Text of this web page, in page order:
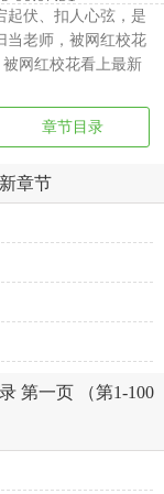
起伏、扣人心弦，是
当老师，被网红校花
网红校花看上最新
章节目录
章节
第一页 （第1-100